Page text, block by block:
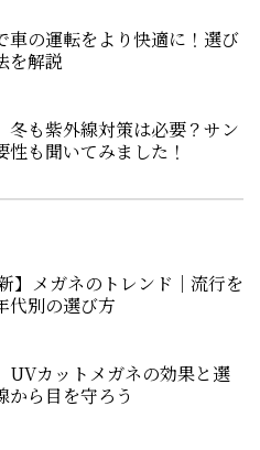
車の運転をより快適に！選び
を解説
冬も紫外線対策は必要？サン
性も聞いてみました！
】メガネのトレンド｜流行を
代別の選び方
UVカットメガネの効果と選
から目を守ろう